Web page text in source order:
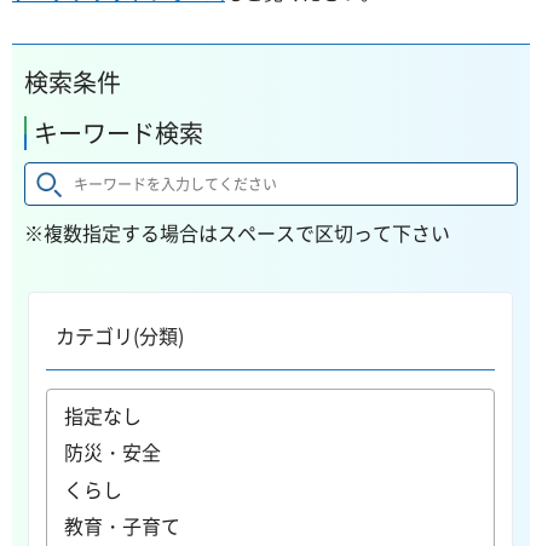
検索条件
キーワード検索
※複数指定する場合はスペースで区切って下さい
カテゴリ(分類)